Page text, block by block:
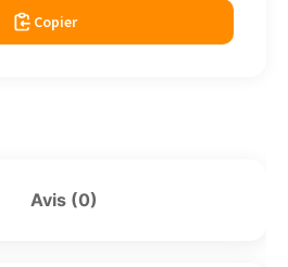
Copier
Avis (0)